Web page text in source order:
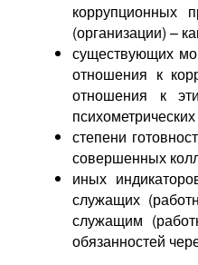
коррупционных
(организации) –
существующих
отношения к
отношения к
психометрических
степени
совершенных
иных
служащих
служащим
обязанностей